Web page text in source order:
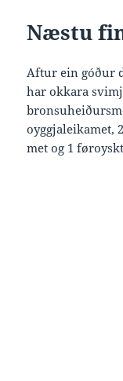
Næstu
Aftur ein góður
har okkara
oyggjaleikamet,
met og 1